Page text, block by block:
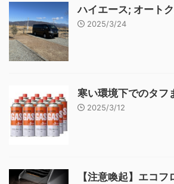
ハイエース; オート
2025/3/24
寒い環境下でのタフ
2025/3/12
【注意喚起】エコ